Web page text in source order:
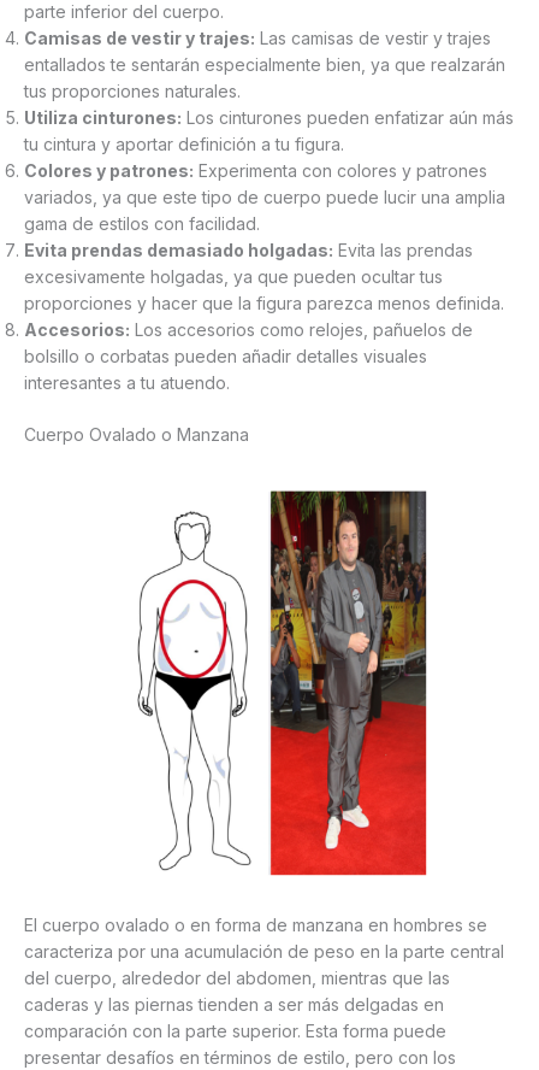
parte inferior del cuerpo.
Camisas de vestir y trajes: Las camisas de vestir y trajes
entallados te sentarán especialmente bien, ya que realzarán
tus proporciones naturales.
Utiliza cinturones: Los cinturones pueden enfatizar aún más
tu cintura y aportar definición a tu figura.
Colores y patrones: Experimenta con colores y patrones
variados, ya que este tipo de cuerpo puede lucir una amplia
gama de estilos con facilidad.
Evita prendas demasiado holgadas: Evita las prendas
excesivamente holgadas, ya que pueden ocultar tus
proporciones y hacer que la figura parezca menos definida.
Accesorios: Los accesorios como relojes, pañuelos de
bolsillo o corbatas pueden añadir detalles visuales
interesantes a tu atuendo.
Cuerpo Ovalado o Manzana
El cuerpo ovalado o en forma de manzana en hombres se
caracteriza por una acumulación de peso en la parte central
del cuerpo, alrededor del abdomen, mientras que las
caderas y las piernas tienden a ser más delgadas en
comparación con la parte superior. Esta forma puede
presentar desafíos en términos de estilo, pero con los